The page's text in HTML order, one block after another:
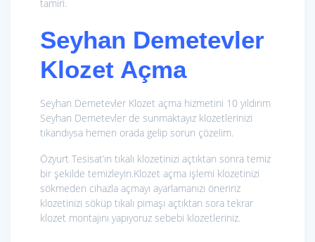
tamiri.
Seyhan Demetevler
Klozet Açma
Seyhan Demetevler Klozet açma hizmetini 10 yıldırım
Seyhan Demetevler de sunmaktayız klozetlerinizi
tıkandıysa hemen orada gelip sorun çözelim.
Özyurt Tesisat’ın tıkalı klozetinizi açtıktan sonra temiz
bir şekilde temizleyin.Klozet açma işlemi klozetinizi
sökmeden cihazla açmayı ayarlamanızı öneririz
klozetinizi söküp tıkalı pimaşı açtıktan sora tekrar
klozet montajını yapıyoruz sebebi klozetleriniz.